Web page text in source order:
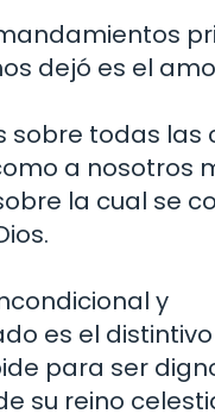
dejó es el
sobre todas las
a nosotros
la cual se
y
es el
para ser
su reino